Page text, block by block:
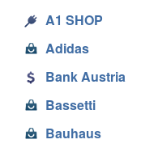
A1 SHOP
Adidas
Bank Austria
Bassetti
Bauhaus